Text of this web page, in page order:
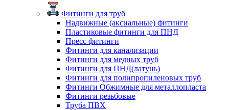
Фитинги для труб
Надвижные (аксиальные) фитинги
Пластиковые фитинги для ПНД
Пресс фитинги
Фитинги для канализации
Фитинги для медных труб
Фитинги для ПНД(латунь)
Фитинги для полипропиленовых труб
Фитинги Обжимные для металлопласта
Фитинги резьбовые
Труба ПВХ